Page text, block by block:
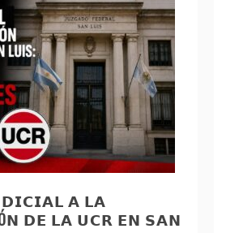
𝗔 𝗟𝗔
𝗗𝗘 𝗟𝗔 𝗨𝗖𝗥 𝗘𝗡 𝗦𝗔𝗡